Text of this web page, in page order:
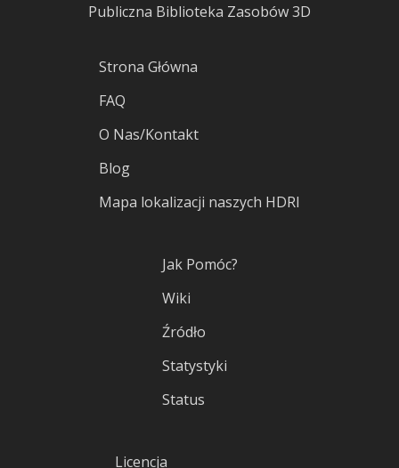
Publiczna Biblioteka Zasobów 3D
Strona Główna
FAQ
O Nas/Kontakt
Blog
Mapa lokalizacji naszych HDRI
Jak Pomóc?
Wiki
Źródło
Statystyki
Status
Licencja